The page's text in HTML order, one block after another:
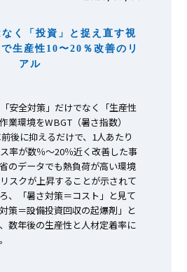
なく「投資」と捉え直す視
生産性10〜20％改善のリ
アル
安全対策」だけでなく「生産性
業環境をWBGT（暑さ指数）
後に抑えるだけで、1人あたり
率が数％〜20％近く改善した事
のデータでも熱負荷が高い環境
スクが上昇することが示されて
、「暑さ対策＝コスト」と見て
策＝設備投資回収の起爆剤」と
数年後の生産性と人材定着率に